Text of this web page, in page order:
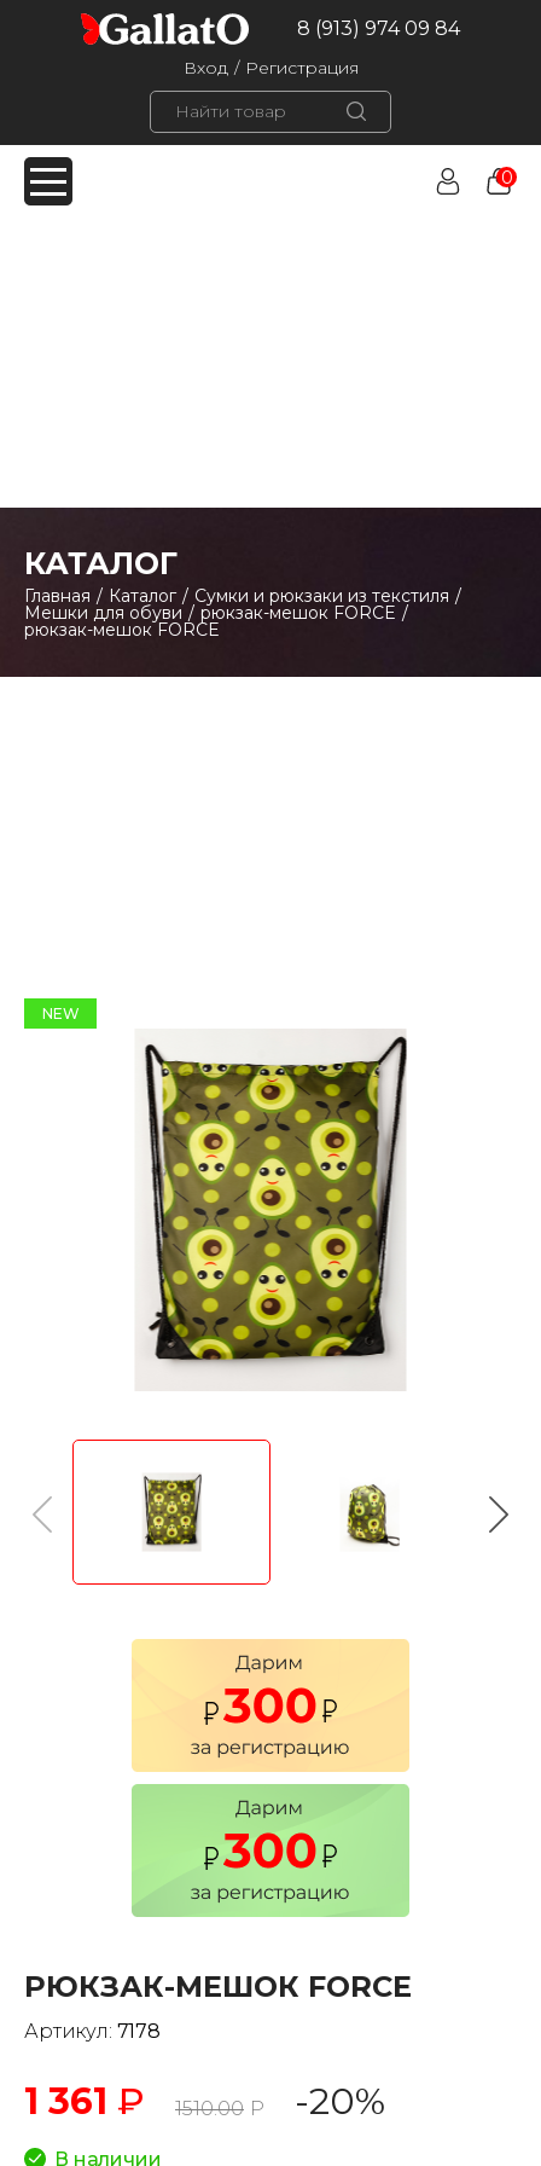
8 (913) 974 09 84
Вход / Регистрация
0
КАТАЛОГ
Главная / Каталог / Сумки и рюкзаки из текстиля /
Мешки для обуви / рюкзак-мешок FORCE /
рюкзак-мешок FORCE
NEW
РЮКЗАК-МЕШОК FORCE
Артикул: 7178
1 361 ₽ 1510.00 Р -20%
В наличии